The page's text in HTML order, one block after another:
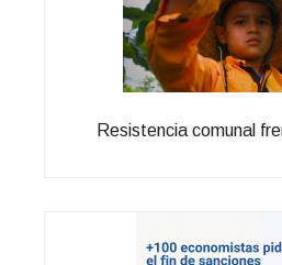
Resistencia comunal